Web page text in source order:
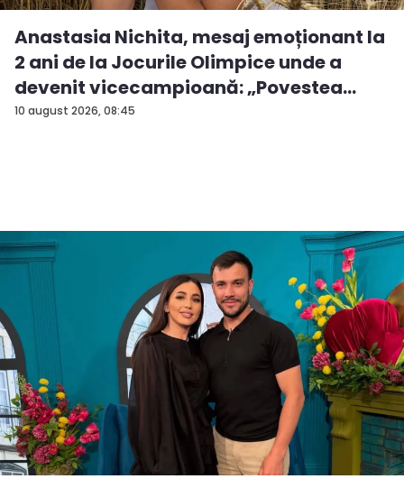
10 august 2026, 08:45
Anastasia Nichita, mesaj emoționant la
2 ani de la Jocurile Olimpice unde a
devenit vicecampioană: „Povestea
mea...